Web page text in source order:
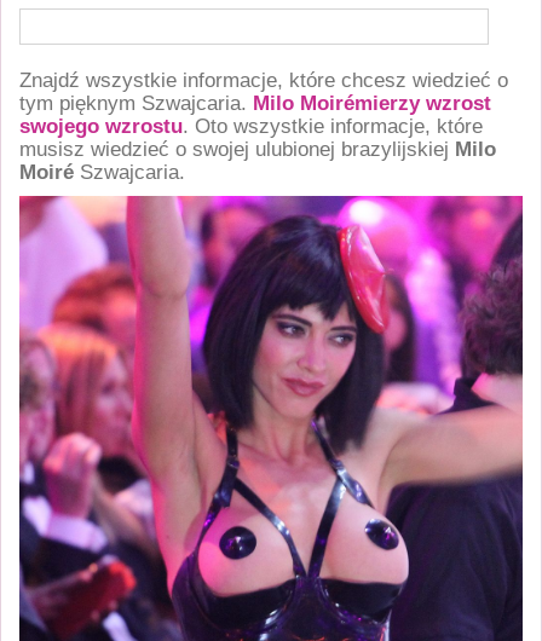
Znajdź wszystkie informacje, które chcesz wiedzieć o
tym pięknym Szwajcaria. Milo Moirémierzy wzrost
swojego wzrostu. Oto wszystkie informacje, które
musisz wiedzieć o swojej ulubionej brazylijskiej Milo
Moiré Szwajcaria.